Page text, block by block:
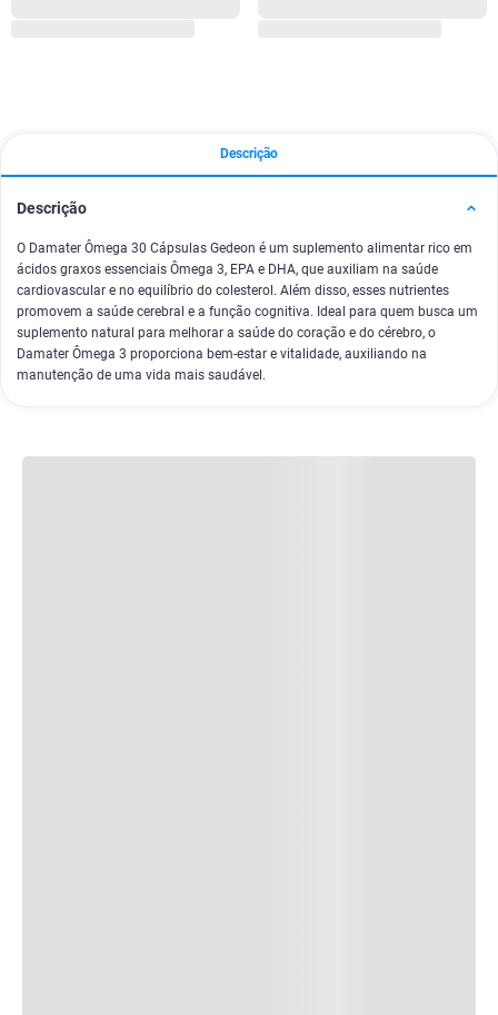
Descrição
Descrição
O Damater Ômega 30 Cápsulas Gedeon é um suplemento alimentar rico em
ácidos graxos essenciais Ômega 3, EPA e DHA, que auxiliam na saúde
cardiovascular e no equilíbrio do colesterol. Além disso, esses nutrientes
promovem a saúde cerebral e a função cognitiva. Ideal para quem busca um
suplemento natural para melhorar a saúde do coração e do cérebro, o
Damater Ômega 3 proporciona bem-estar e vitalidade, auxiliando na
manutenção de uma vida mais saudável.